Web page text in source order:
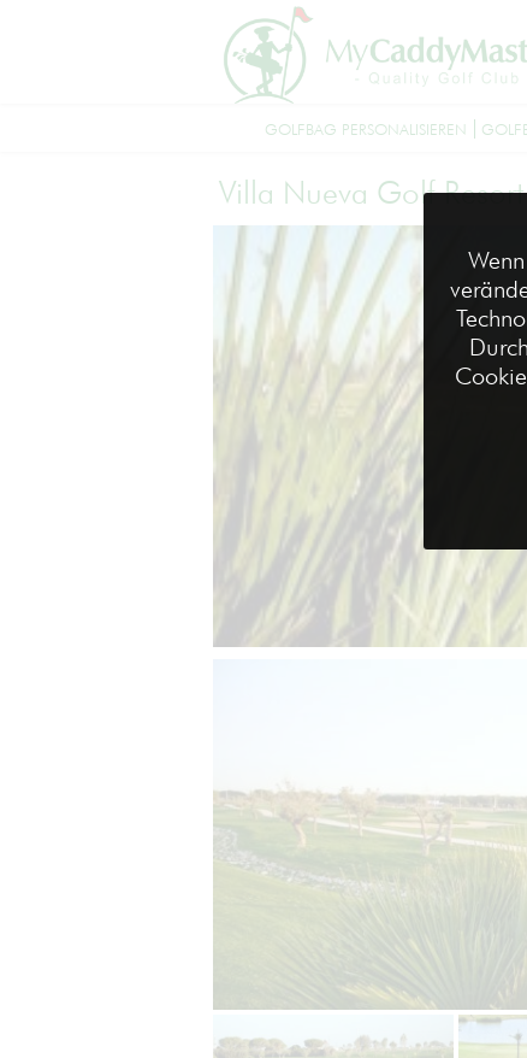
GOLFBAG PERSONALISIEREN
Villa Nueva Golf Resort